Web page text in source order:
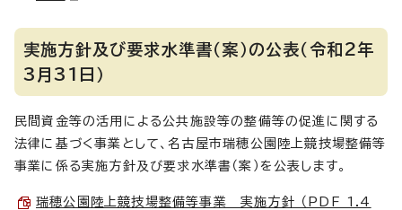
実施方針及び要求水準書（案）の公表（令和2年
3月31日）
民間資金等の活用による公共施設等の整備等の促進に関する
法律に基づく事業として、名古屋市瑞穂公園陸上競技場整備等
事業に係る実施方針及び要求水準書（案）を公表します。
瑞穂公園陸上競技場整備等事業 実施方針 （PDF 1.4